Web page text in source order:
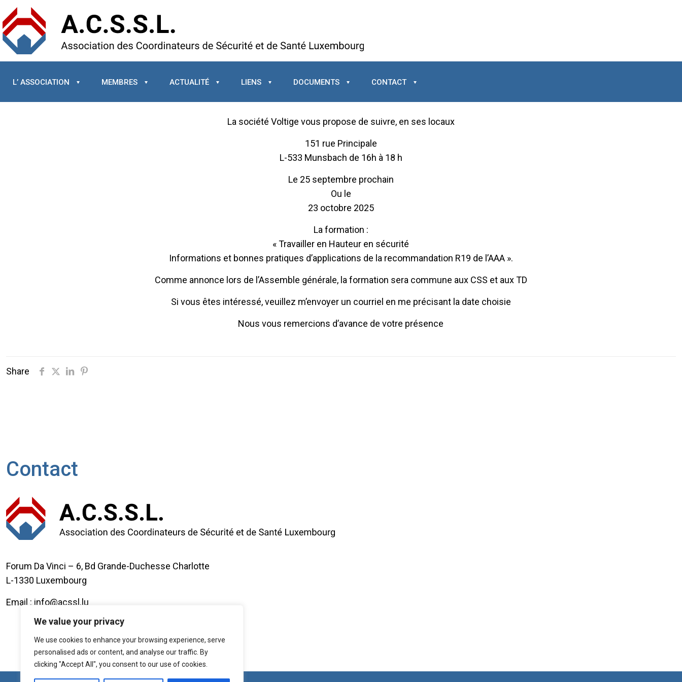
We value your privacy
We use cookies to enhance your browsing experience, serve
personalised ads or content, and analyse our traffic. By
clicking "Accept All", you consent to our use of cookies.
L’ ASSOCIATION MEMBRES ACTUALITÉ LIENS DOCUMENTS CONTACT
La société Voltige vous propose de suivre, en ses locaux
151 rue Principale
L-533 Munsbach de 16h à 18 h
Le 25 septembre prochain
Ou le
23 octobre 2025
La formation :
« Travailler en Hauteur en sécurité
Informations et bonnes pratiques d’applications de la recommandation R19 de l’AAA ».
Comme annonce lors de l’Assemble générale, la formation sera commune aux CSS et aux TD
Si vous êtes intéressé, veuillez m’envoyer un courriel en me précisant la date choisie
Nous vous remercions d’avance de votre présence
Share
Contact
Forum Da Vinci – 6, Bd Grande-Duchesse Charlotte
L-1330 Luxembourg
Email : info@acssl.lu